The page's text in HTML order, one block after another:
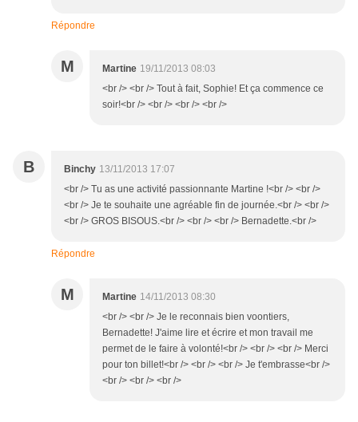
Répondre
M Martine 19/11/2013 08:03
<br /> <br /> Tout à fait, Sophie! Et ça commence ce
soir!<br /> <br /> <br /> <br />
B Binchy 13/11/2013 17:07
<br /> Tu as une activité passionnante Martine !<br /> <br />
<br /> Je te souhaite une agréable fin de journée.<br /> <br />
<br /> GROS BISOUS.<br /> <br /> <br /> Bernadette.<br />
Répondre
M Martine 14/11/2013 08:30
<br /> <br /> Je le reconnais bien voontiers,
Bernadette! J'aime lire et écrire et mon travail me
permet de le faire à volonté!<br /> <br /> <br /> Merci
pour ton billet!<br /> <br /> <br /> Je t'embrasse<br />
<br /> <br /> <br />